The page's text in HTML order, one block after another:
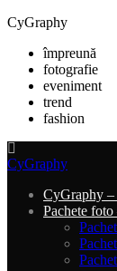
CyGraphy
împreună
fotografie
eveniment
trend
fashion
CyGraphy
CyGraphy
Pachete